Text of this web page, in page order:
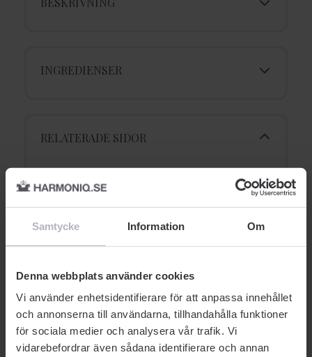
Samtycke Information Om
Denna webbplats använder cookies
Vi använder enhetsidentifierare för att anpassa innehållet
och annonserna till användarna, tillhandahålla funktioner
för sociala medier och analysera vår trafik. Vi
vidarebefordrar även sådana identifierare och annan
INGREDIENSER
RELATERADE SIDOR
5 tips till dig med Akne
AKNE